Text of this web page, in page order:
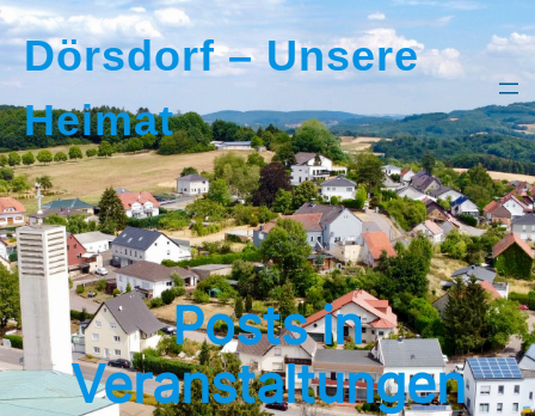
Dörsdorf – Unsere
Heimat
Posts in
Veranstaltungen